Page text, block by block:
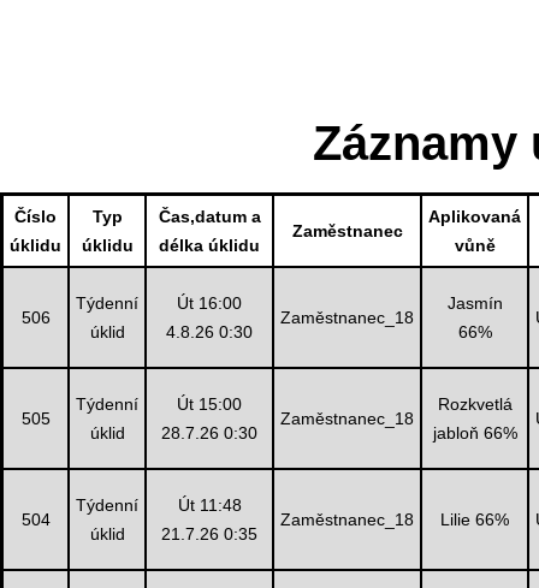
Záznamy
Číslo
úklidu
Typ
úklidu
Čas,datum a
délka úklidu
Zaměstnanec
Aplikovaná
vůně
506
Týdenní
úklid
Út 16:00
4.8.26 0:30
Zaměstnanec_18
Jasmín
66%
505
Týdenní
úklid
Út 15:00
28.7.26 0:30
Zaměstnanec_18
Rozkvetlá
jabloň 66%
504
Týdenní
úklid
Út 11:48
21.7.26 0:35
Zaměstnanec_18 Lilie 66%